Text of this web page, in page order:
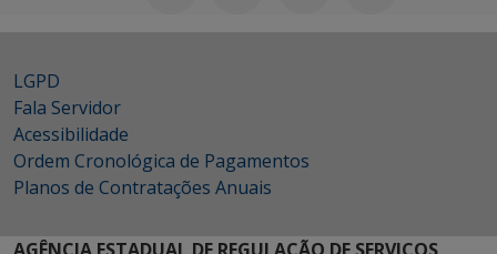
LGPD
Fala Servidor
Acessibilidade
Ordem Cronológica de Pagamentos
Planos de Contratações Anuais